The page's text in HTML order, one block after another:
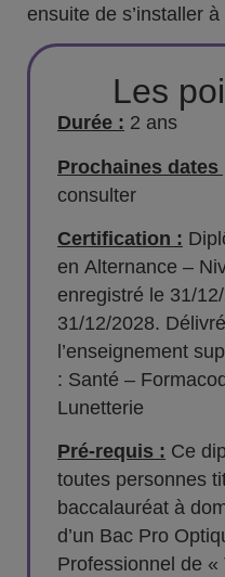
ensuite de s’installer
Les
Durée : 2 ans
Prochaines
consulter
Certification :
en Alternance –
enregistré le 31/
31/12/2028.
l’enseignement
: Santé –
Lunetterie
Pré-requis : Ce
toutes personnes
baccalauréat à
d’un Bac Pro
Professionnel de «